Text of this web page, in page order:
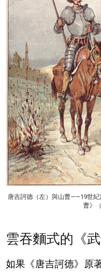
唐吉訶德（左）與⼭曹——19世
曹》
雲吞麵式的《武
如果《唐吉訶德》原